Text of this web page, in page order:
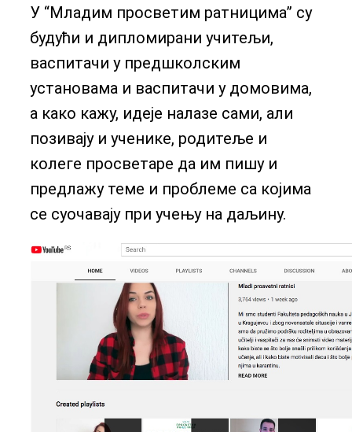
У “Младим просветим ратницима” су
будући и дипломирани учитељи,
васпитачи у предшколским
установама и васпитачи у домовима,
а како кажу, идеје налазе сами, али
позивају и ученике, родитеље и
колеге просветаре да им пишу и
предлажу теме и проблеме са којима
се суочавају при учењу на даљину.